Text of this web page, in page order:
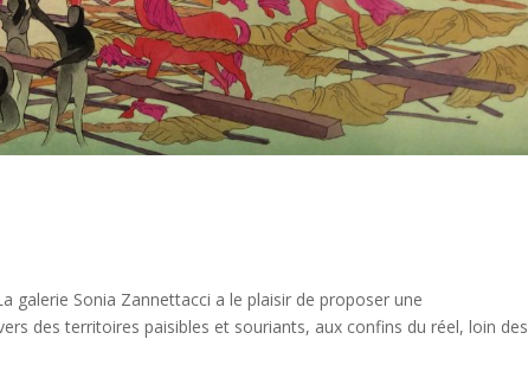
galerie Sonia Zannettacci a le plaisir de proposer une
des territoires paisibles et souriants, aux confins du réel, loin des